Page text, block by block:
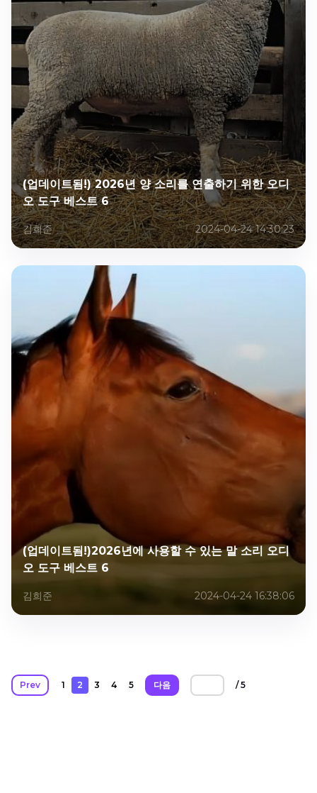
(업데이트됨!) 2026년 양 소리를 연출하기 위한 오디
오 도구 베스트 6
김희준 2024-04-24 14:30:23
(업데이트됨!)2026년에 사용할 수 있는 말 소리 오디
오 도구 베스트 6
김희준 2024-04-24 16:38:06
Prev 1 2 3 4 5 다음 / 5